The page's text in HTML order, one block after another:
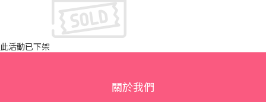
此活動已下架
關於我們